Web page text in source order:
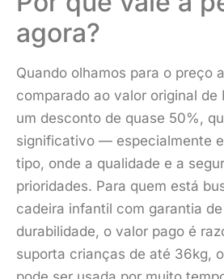
agora?
Quando olhamos para o preço
comparado ao valor original de
um desconto de quase 50%,
significativo — especialmente
tipo, onde a qualidade e a
prioridades. Para quem está
cadeira infantil com garantia
durabilidade, o valor pago é
suporta crianças de até 36kg,